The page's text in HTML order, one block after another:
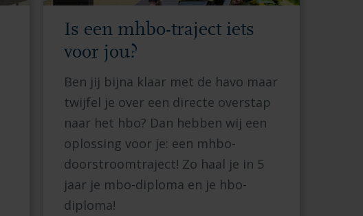
Is een mhbo-traject iets
voor jou?
Ben jij bijna klaar met de havo maar
twijfel je over een directe overstap
naar het hbo? Dan hebben wij een
oplossing voor je: een mhbo-
doorstroomtraject! Zo haal je in 5
jaar je mbo-diploma en je hbo-
diploma!